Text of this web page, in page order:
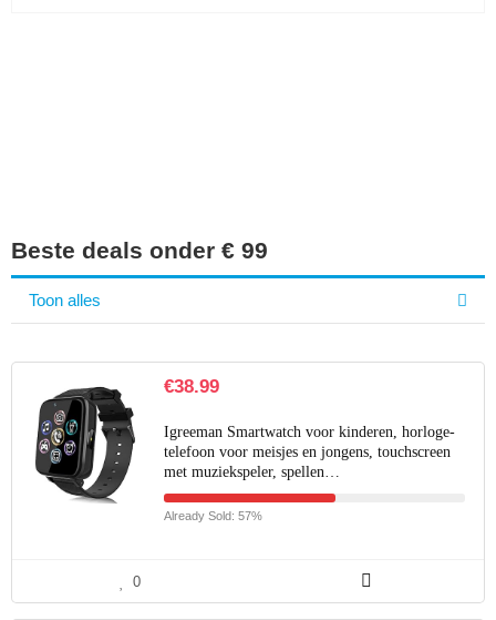
Beste deals onder € 99
Toon alles
€38.99
Igreeman Smartwatch voor kinderen, horloge-
telefoon voor meisjes en jongens, touchscreen
met muziekspeler, spellen…
Already Sold: 57%
0